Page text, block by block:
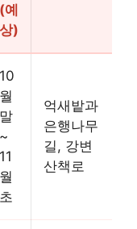
(예
상)
10
월
말
~
11
월
초
억새밭과
은행나무
길, 강변
산책로